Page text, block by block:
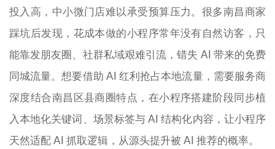
投入高，中小微门店难以承受预算压力。很多南昌商家
踩坑后发现，花成本做的小程序常年没有自然访客，只
能靠发朋友圈、社群私域艰难引流，错失 AI 带来的免费
同城流量。想要借助 AI 红利抢占本地流量，需要服务商
深度结合南昌区县商圈特点，在小程序搭建阶段同步植
入本地化关键词、场景标签与 AI 结构化内容，让小程序
天然适配 AI 抓取逻辑，从源头提升被 AI 推荐的概率。